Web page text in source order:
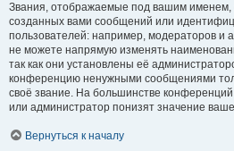
Звания, отображаемые под вашим именем,
созданных вами сообщений или
пользователей: например, модераторов и
не можете напрямую изменять
так как они установлены её
конференцию ненужными сообщениями
своё звание. На большинстве
или администратор понизят значение
Вернуться к началу